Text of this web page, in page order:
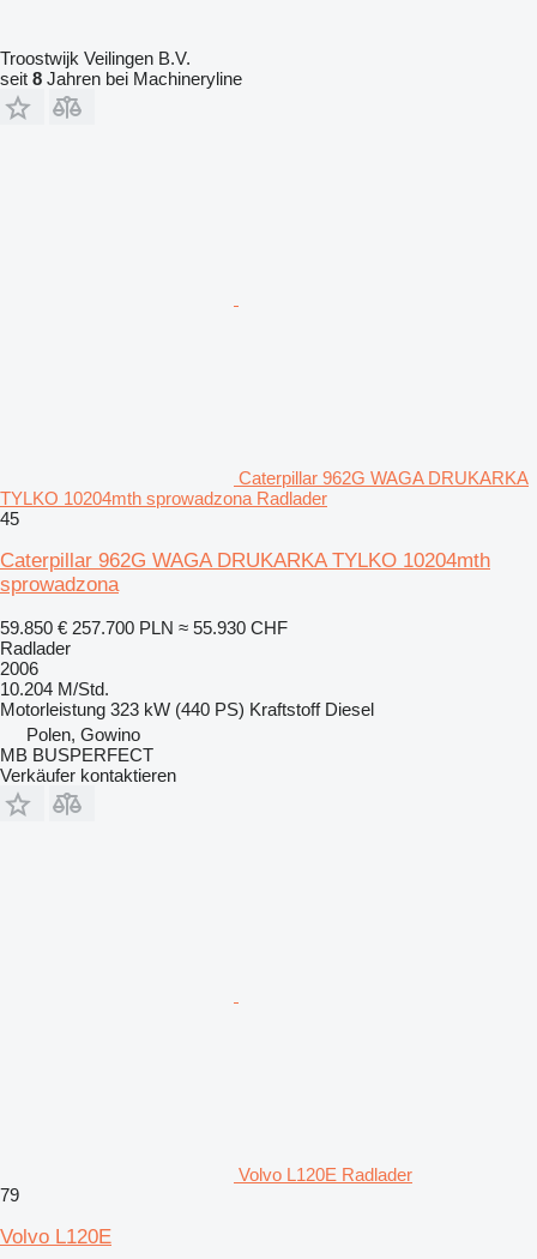
Troostwijk Veilingen B.V.
seit 8 Jahren bei Machineryline
Caterpillar 962G WAGA DRUKARKA
TYLKO 10204mth sprowadzona Radlader
45
Caterpillar 962G WAGA DRUKARKA TYLKO 10204mth
sprowadzona
59.850 € 257.700 PLN ≈ 55.930 CHF
Radlader
2006
10.204 M/Std.
Motorleistung 323 kW (440 PS) Kraftstoff Diesel
Polen, Gowino
MB BUSPERFECT
Verkäufer kontaktieren
Volvo L120E Radlader
79
Volvo L120E